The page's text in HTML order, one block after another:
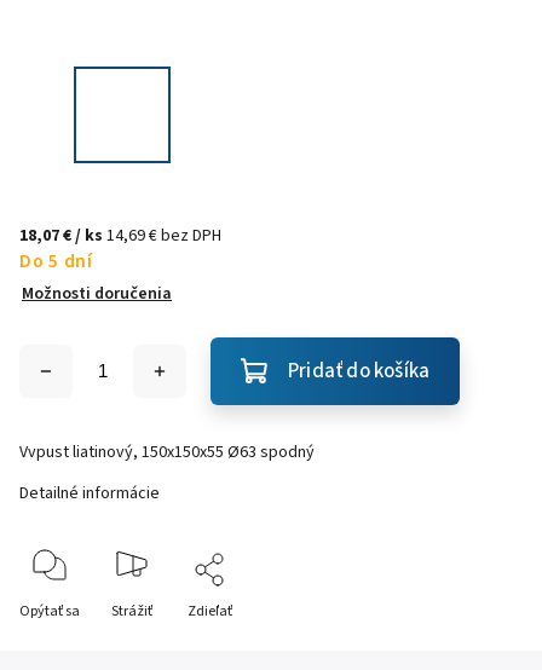
18,07 €/ ks 14,69 € bez DPH
Do 5 dní
Možnosti doručenia
Pridať do košíka
Vvpust liatinový, 150x150x55 Ø63 spodný
Detailné informácie
Opýtať sa Strážiť Zdieľať